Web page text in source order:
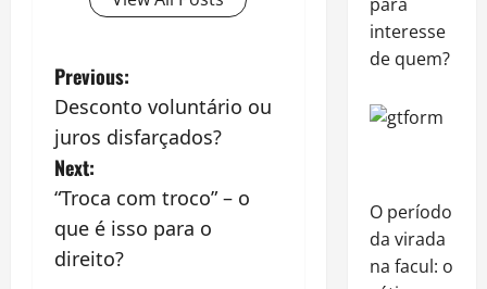
P
o
s
t
n
Previous:
Desconto voluntário ou
juros disfarçados?
Next:
“Troca com troco” – o
que é isso para o
direito?
interesse
de quem?
O período
da virada
na facul: o